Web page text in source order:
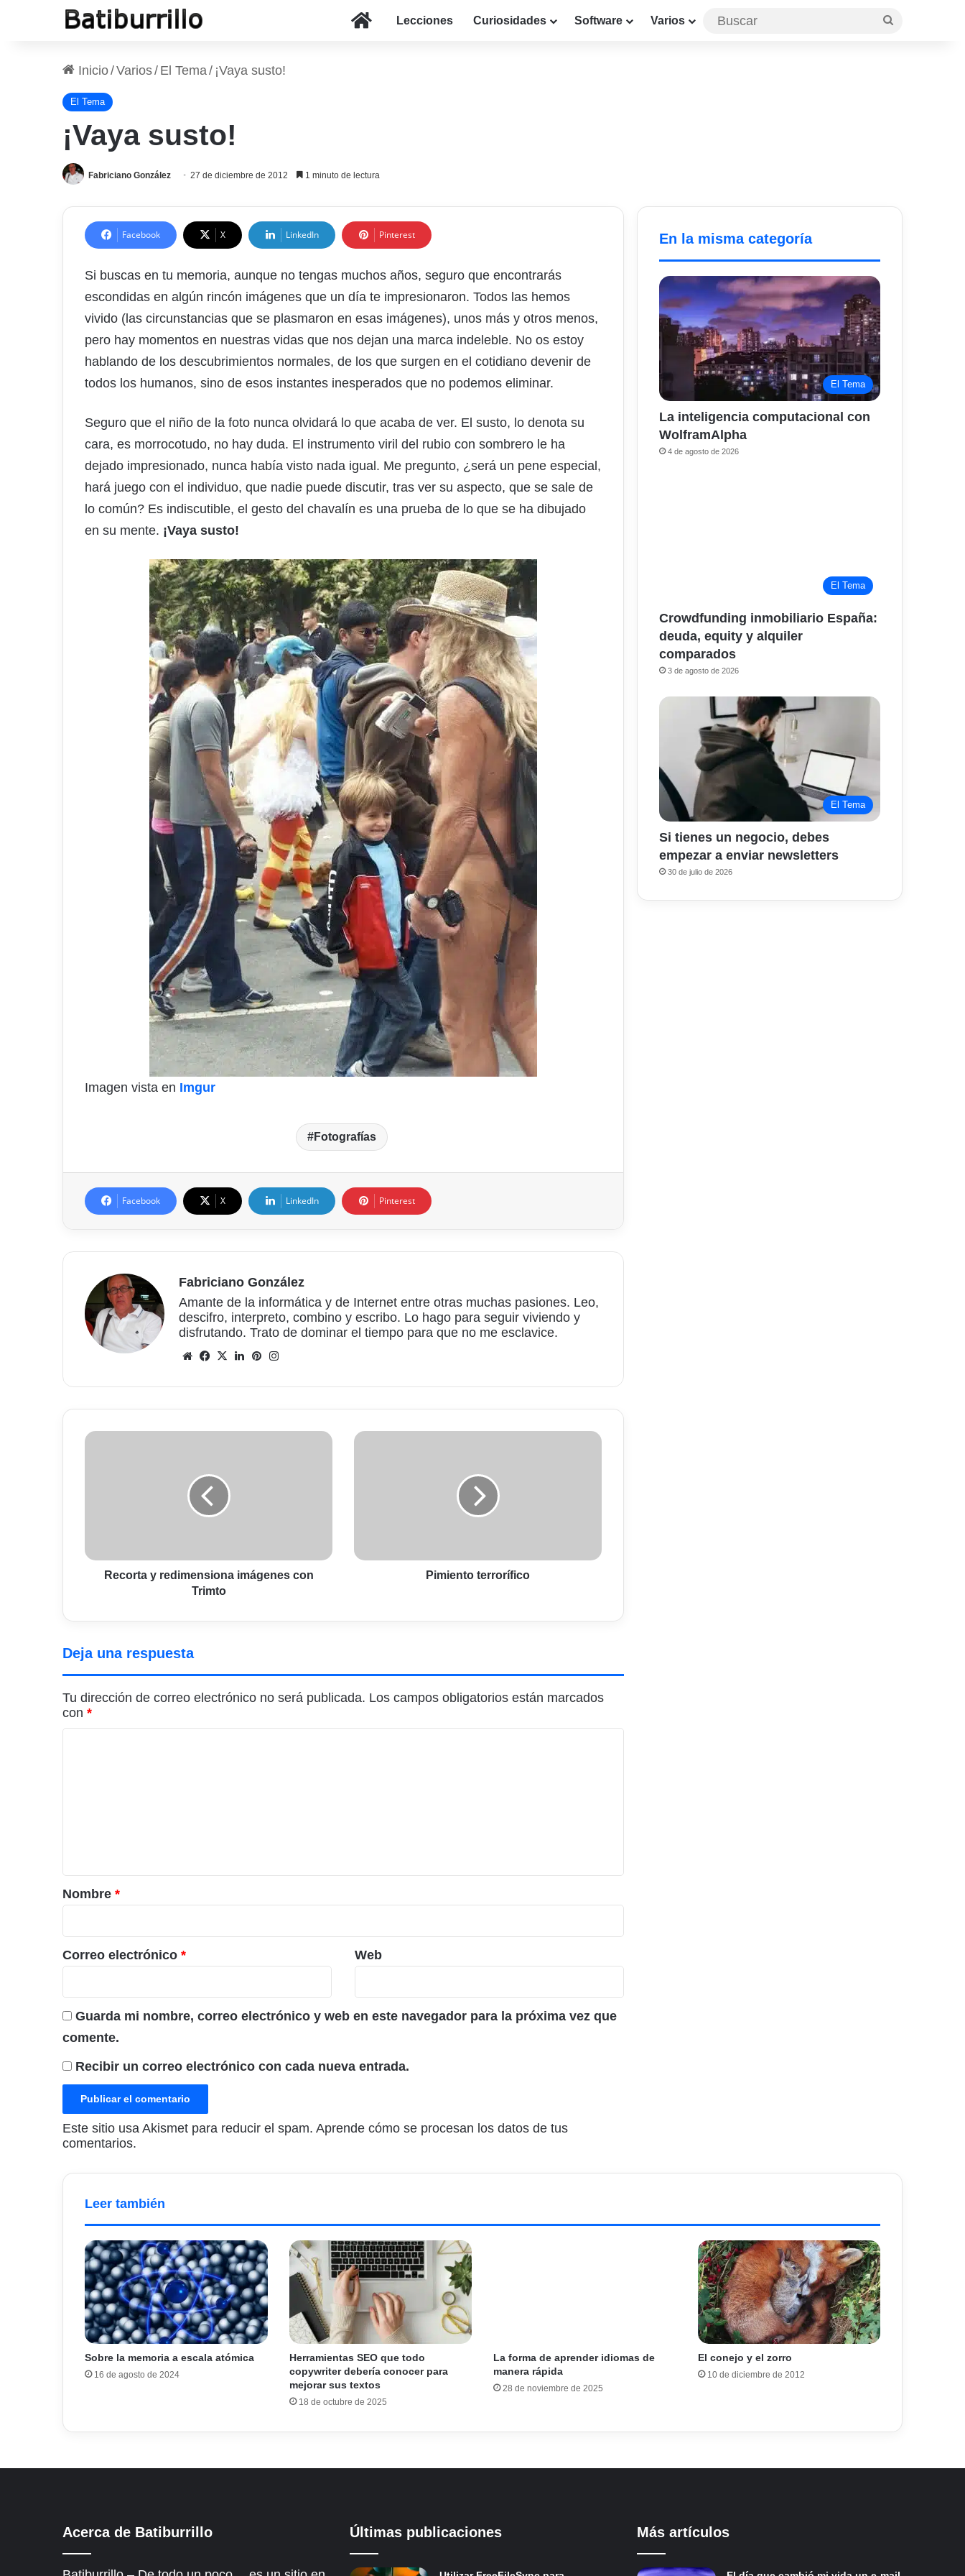
InicioLecciones Curiosidades Software Varios
Inicio/Varios/ El Tema/ ¡Vaya susto!
El Tema
¡Vaya susto!
Fabriciano González 27 de diciembre de 2012 1 minuto de lectura
Facebook X LinkedIn Pinterest
Si buscas en tu memoria, aunque no tengas muchos años, seguro que encontrarás
escondidas en algún rincón imágenes que un día te impresionaron. Todos las hemos
vivido (las circunstancias que se plasmaron en esas imágenes), unos más y otros menos,
pero hay momentos en nuestras vidas que nos dejan una marca indeleble. No os estoy
hablando de los descubrimientos normales, de los que surgen en el cotidiano devenir de
todos los humanos, sino de esos instantes inesperados que no podemos eliminar.
Seguro que el niño de la foto nunca olvidará lo que acaba de ver. El susto, lo denota su
cara, es morrocotudo, no hay duda. El instrumento viril del rubio con sombrero le ha
dejado impresionado, nunca había visto nada igual. Me pregunto, ¿será un pene especial,
hará juego con el individuo, que nadie puede discutir, tras ver su aspecto, que se sale de
lo común? Es indiscutible, el gesto del chavalín es una prueba de lo que se ha dibujado
en su mente. ¡Vaya susto!
Imagen vista en Imgur
Fotografías
Facebook X LinkedIn Pinterest
Fabriciano González
Amante de la informática y de Internet entre otras muchas pasiones. Leo,
descifro, interpreto, combino y escribo. Lo hago para seguir viviendo y
disfrutando. Trato de dominar el tiempo para que no me esclavice.
Sitio
Facebook
X LinkedInPinterest
Recorta
Recorta y redimensiona imágenes con
Trimto
Pimiento
Pimiento terrorífico
Deja una respuesta
Tu dirección de correo electrónico no será publicada. Los campos obligatorios están marcados
con *
r
i
o
*
Nombre *
Correo electrónico * Web
Guarda mi nombre, correo electrónico y web en este navegador para la próxima vez que
comente.
Recibir un correo electrónico con cada nueva entrada.
Este sitio usa Akismet para reducir el spam. Aprende cómo se procesan los datos de tus
comentarios.
En la misma categoría
El Tema
La inteligencia computacional con
WolframAlpha
4 de agosto de 2026
El Tema
Crowdfunding inmobiliario España:
deuda, equity y alquiler
comparados
3 de agosto de 2026
El Tema
Si tienes un negocio, debes
empezar a enviar newsletters
30 de julio de 2026
Leer también
Sobre la memoria a escala atómica
16 de agosto de 2024
Herramientas SEO que todo
copywriter debería conocer para
mejorar sus textos
18 de octubre de 2025
La forma de aprender idiomas de
manera rápida
28 de noviembre de 2025
El conejo y el zorro
10 de diciembre de 2012
Acerca de Batiburrillo Últimas publicaciones Más artículos